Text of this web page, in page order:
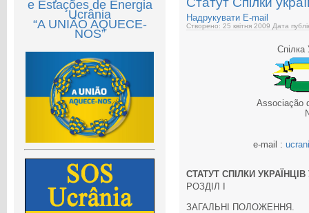
e Estações de Energia
Ucrânia
“A UNIÃO AQUECE-
NOS”
Надрукувати E-mail
Створено: 25 квітня 2009 Дата
Спілка
Associação
e-mail :
СТАТУТ СПІЛКИ УКРАЇНЦІВ
РОЗДІЛ І
ЗАГАЛЬНІ ПОЛОЖЕННЯ.